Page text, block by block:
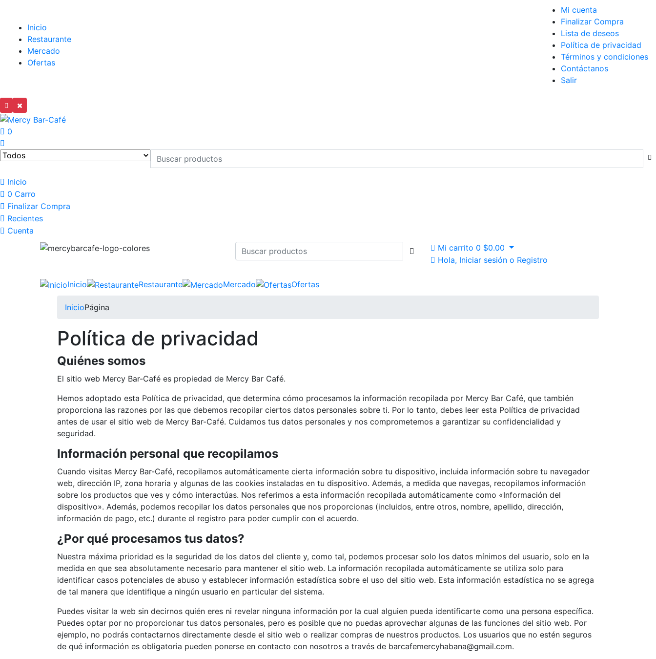
Inicio
Restaurante
Mercado
Ofertas
Mi cuenta
Finalizar Compra
Lista de deseos
Política de privacidad
Términos y condiciones
Contáctanos
Salir
0
Inicio
0 Carro
Finalizar Compra
Recientes
Cuenta
Mi carrito 0 $0.00
Hola, Iniciar sesión o Registro
Inicio Restaurante Mercado Ofertas
InicioPágina
Política de privacidad
Quiénes somos
El sitio web Mercy Bar-Café es propiedad de Mercy Bar Café.
Hemos adoptado esta Política de privacidad, que determina cómo procesamos la información recopilada por Mercy Bar Café, que también
proporciona las razones por las que debemos recopilar ciertos datos personales sobre ti. Por lo tanto, debes leer esta Política de privacidad
antes de usar el sitio web de Mercy Bar-Café. Cuidamos tus datos personales y nos comprometemos a garantizar su confidencialidad y
seguridad.
Información personal que recopilamos
Cuando visitas Mercy Bar-Café, recopilamos automáticamente cierta información sobre tu dispositivo, incluida información sobre tu navegador
web, dirección IP, zona horaria y algunas de las cookies instaladas en tu dispositivo. Además, a medida que navegas, recopilamos información
sobre los productos que ves y cómo interactúas. Nos referimos a esta información recopilada automáticamente como «Información del
dispositivo». Además, podemos recopilar los datos personales que nos proporcionas (incluidos, entre otros, nombre, apellido, dirección,
información de pago, etc.) durante el registro para poder cumplir con el acuerdo.
¿Por qué procesamos tus datos?
Nuestra máxima prioridad es la seguridad de los datos del cliente y, como tal, podemos procesar solo los datos mínimos del usuario, solo en la
medida en que sea absolutamente necesario para mantener el sitio web. La información recopilada automáticamente se utiliza solo para
identificar casos potenciales de abuso y establecer información estadística sobre el uso del sitio web. Esta información estadística no se agrega
de tal manera que identifique a ningún usuario en particular del sistema.
Puedes visitar la web sin decirnos quién eres ni revelar ninguna información por la cual alguien pueda identificarte como una persona específica.
Puedes optar por no proporcionar tus datos personales, pero es posible que no puedas aprovechar algunas de las funciones del sitio web. Por
ejemplo, no podrás contactarnos directamente desde el sitio web o realizar compras de nuestros productos. Los usuarios que no estén seguros
de qué información es obligatoria pueden ponerse en contacto con nosotros a través de barcafemercyhabana@gmail.com.